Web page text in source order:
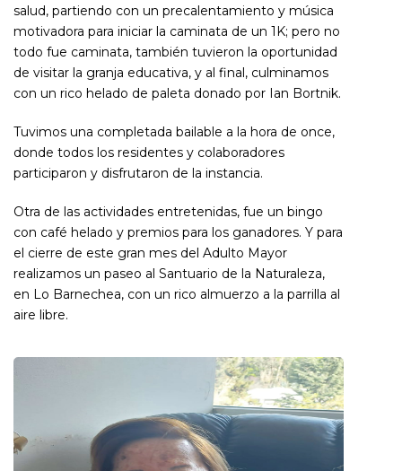
salud, partiendo con un precalentamiento y música
motivadora para iniciar la caminata de un 1K; pero no
todo fue caminata, también tuvieron la oportunidad
de visitar la granja educativa, y al final, culminamos
con un rico helado de paleta donado por Ian Bortnik.
Tuvimos una completada bailable a la hora de once,
donde todos los residentes y colaboradores
participaron y disfrutaron de la instancia.
Otra de las actividades entretenidas, fue un bingo
con café helado y premios para los ganadores. Y para
el cierre de este gran mes del Adulto Mayor
realizamos un paseo al Santuario de la Naturaleza,
en Lo Barnechea, con un rico almuerzo a la parrilla al
aire libre.